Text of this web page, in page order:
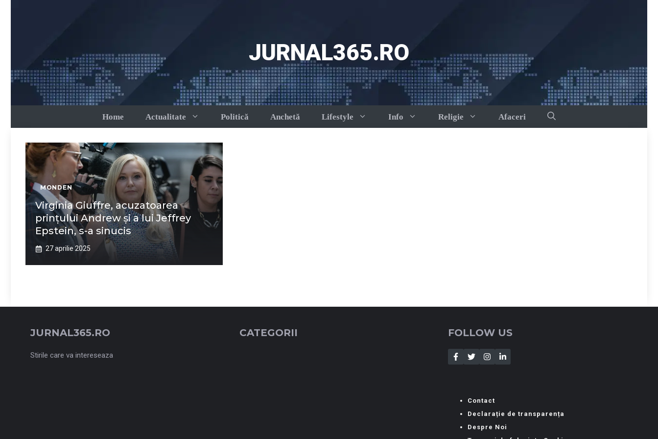
JURNAL365.RO
Home Actualitate Politică Anchetă Lifestyle Info Religie Afaceri
MONDEN
Virginia Giuffre, acuzatoarea
prințului Andrew și a lui Jeffrey
Epstein, s-a sinucis
27 aprilie 2025
JURNAL365.RO
Stirile care va intereseaza
CATEGORII FOLLOW US
Contact
Declarație de transparența
Despre Noi